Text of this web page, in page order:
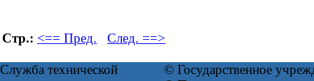
Стр.: <== Пред. След. ==>
Служба технической
© Государственное